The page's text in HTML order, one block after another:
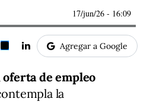
17/jun/26 - 16:09
Agregar a Google
oferta de empleo
la